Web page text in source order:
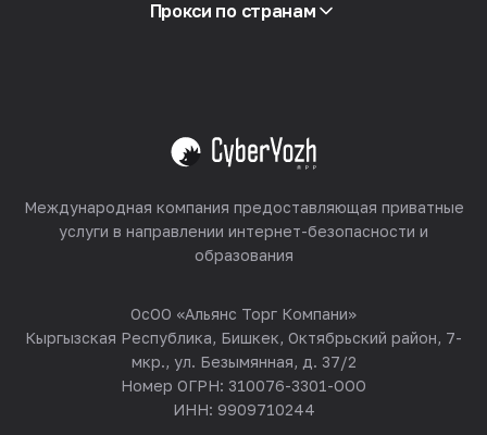
Реселлинг
Прокси по странам
Смотреть все
Международная компания предоставляющая приватные
услуги в направлении интернет-безопасности и
образования
ОсОО «Альянс Торг Компани»
Кыргызская Республика, Бишкек, Октябрьский район, 7-
мкр., ул. Безымянная, д. 37/2
Номер ОГРН: 310076-3301-ООО
ИНН: 9909710244